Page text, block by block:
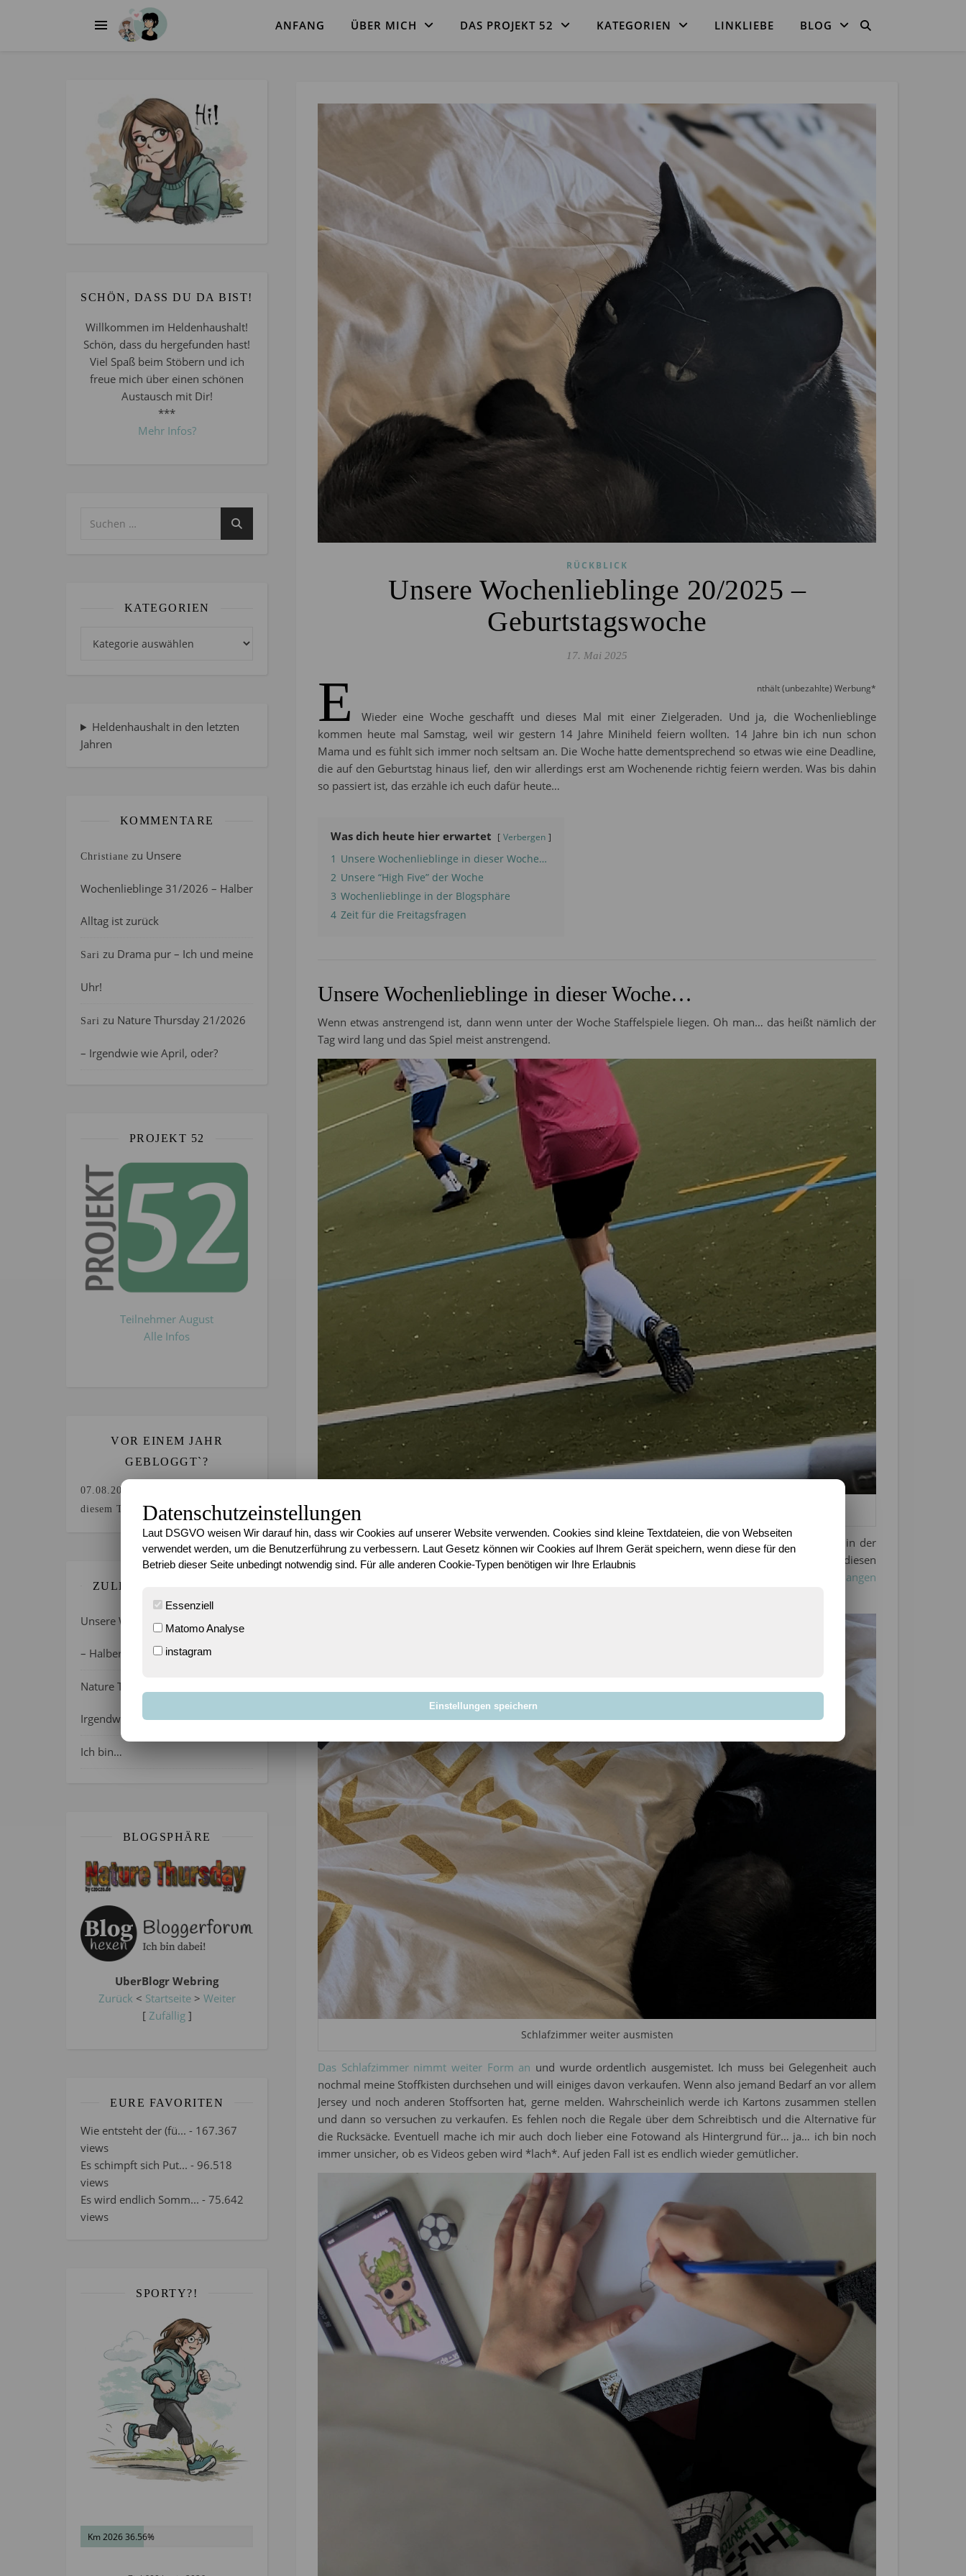
ANFANG ÜBER MICH DAS PROJEKT 52 KATEGORIEN LINKLIEBE BLOG
SCHÖN, DASS DU DA BIST!
Willkommen im Heldenhaushalt!
Schön, dass du hergefunden hast!
Viel Spaß beim Stöbern und ich
freue mich über einen schönen
Austausch mit Dir!
***
Mehr Infos?
KATEGORIEN
Heldenhaushalt in den letzten
Jahren
KOMMENTARE
Christiane zu Unsere
Wochenlieblinge 31/2026 – Halber
Alltag ist zurück
Sari zu Drama pur – Ich und meine
Uhr!
Sari zu Nature Thursday 21/2026
– Irgendwie wie April, oder?
PROJEKT 52
Teilnehmer August
Alle Infos
VOR EINEM JAHR
GEBLOGGT`?
07.08.2025
diesem Tag.
ZULETZT GEBLOGGT…
Unsere Wochenlieblinge 31/2026
– Halber Alltag ist zurück
Nature Thursday 21/2026 –
Irgendwie wie April, oder?
Ich bin…
BLOGSPHÄRE
UberBlogr Webring
Zurück < Startseite> Weiter
[ Zufällig]
EURE FAVORITEN
Wie entsteht der (fü... - 167.367
views
Es schimpft sich Put... - 96.518
views
Es wird endlich Somm... - 75.642
views
SPORTY?!
Km 2026 36.56%
RÜCKBLICK
Unsere Wochenlieblinge 20/2025 –
Geburtstagswoche
17. Mai 2025
E nthält (unbezahlte) Werbung*
Wieder eine Woche geschafft und dieses Mal mit einer Zielgeraden. Und ja, die Wochenlieblinge
kommen heute mal Samstag, weil wir gestern 14 Jahre Miniheld feiern wollten. 14 Jahre bin ich nun schon
Mama und es fühlt sich immer noch seltsam an. Die Woche hatte dementsprechend so etwas wie eine Deadline,
die auf den Geburtstag hinaus lief, den wir allerdings erst am Wochenende richtig feiern werden. Was bis dahin
so passiert ist, das erzähle ich euch dafür heute…
Was dich heute hier erwartet Verbergen
1 Unsere Wochenlieblinge in dieser Woche…
2 Unsere “High Five” der Woche
3 Wochenlieblinge in der Blogsphäre
4 Zeit für die Freitagsfragen
Unsere Wochenlieblinge in dieser Woche…
Wenn etwas anstrengend ist, dann wenn unter der Woche Staffelspiele liegen. Oh man… das heißt nämlich der
Tag wird lang und das Spiel meist anstrengend.
Auf den großen Sohn kommt eine, vom Trainer so genannte “Englische Woche” zu. Das heißt zwei Mal in der
nächsten Zeit mitten in der Woche Staffel und dazu nochmal am Wochenende. Die erste Hürde haben sie diesen
die langen
Schlafzimmer weiter ausmisten
Das Schlafzimmer nimmt weiter Form an und wurde ordentlich ausgemistet. Ich muss bei Gelegenheit auch
nochmal meine Stoffkisten durchsehen und will einiges davon verkaufen. Wenn also jemand Bedarf an vor allem
Jersey und noch anderen Stoffsorten hat, gerne melden. Wahrscheinlich werde ich Kartons zusammen stellen
und dann so versuchen zu verkaufen. Es fehlen noch die Regale über dem Schreibtisch und die Alternative für
die Rucksäcke. Eventuell mache ich mir auch doch lieber eine Fotowand als Hintergrund für… ja… ich bin noch
immer unsicher, ob es Videos geben wird *lach*. Auf jeden Fall ist es endlich wieder gemütlicher.
Datenschutzeinstellungen
Laut DSGVO weisen Wir darauf hin, dass wir Cookies auf unserer Website verwenden. Cookies sind kleine Textdateien, die von Webseiten
verwendet werden, um die Benutzerführung zu verbessern. Laut Gesetz können wir Cookies auf Ihrem Gerät speichern, wenn diese für den
Betrieb dieser Seite unbedingt notwendig sind. Für alle anderen Cookie-Typen benötigen wir Ihre Erlaubnis
Essenziell
Matomo Analyse
instagram
Einstellungen speichern